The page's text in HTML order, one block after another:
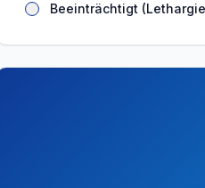
Beeinträchtigt